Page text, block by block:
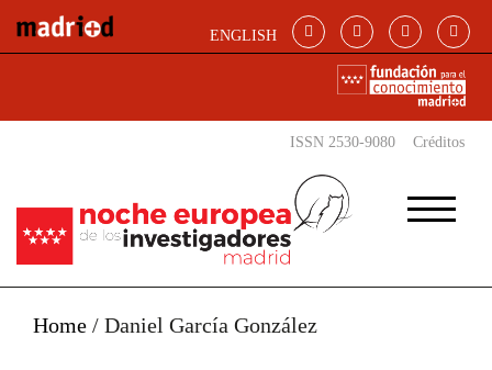
ENGLISH
ISSN 2530-9080 Créditos
Home / Daniel García González